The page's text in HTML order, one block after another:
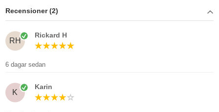
Recensioner (2)
RH
Rickard H
6 dagar sedan
K
Karin